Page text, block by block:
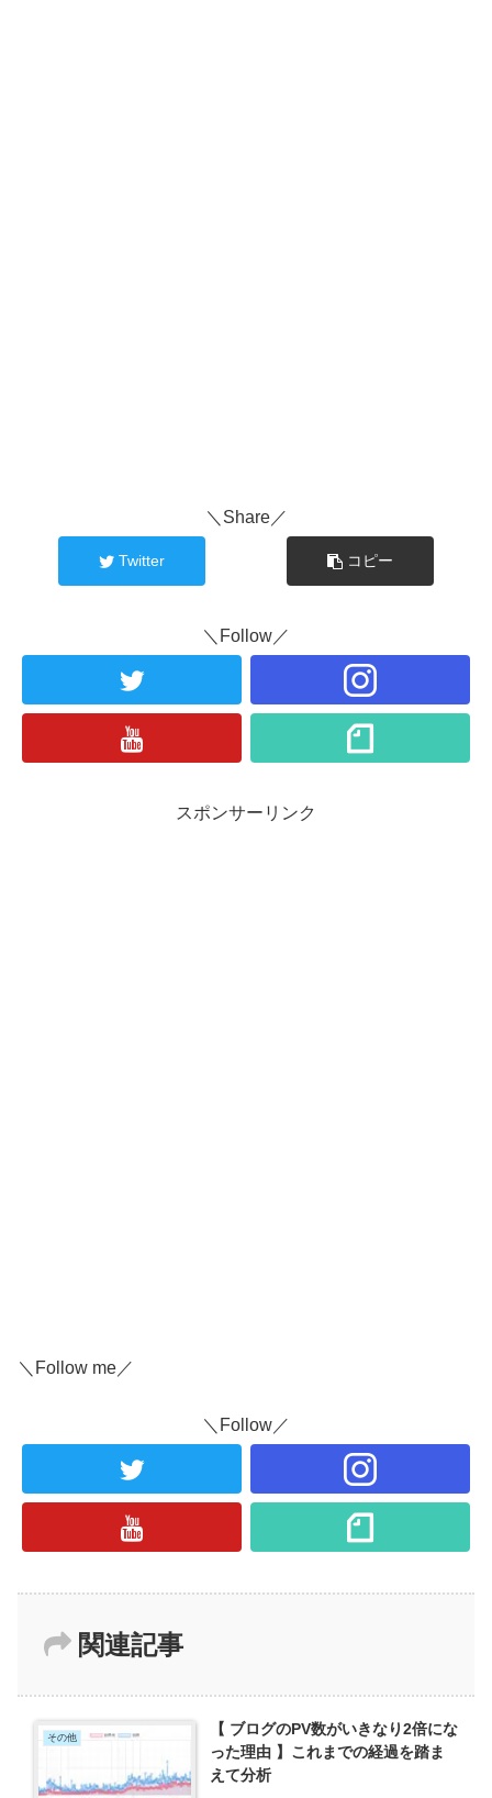
＼Share／
Twitter コピー
＼Follow／
スポンサーリンク
＼Follow me／
＼Follow／
関連記事
その他
【 ブログのPV数がいきなり2倍にな
った理由 】これまでの経過を踏ま
えて分析